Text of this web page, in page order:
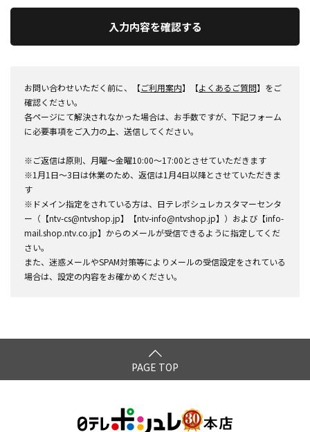
入力内容を確認する
お問い合わせいただく前に、【ご利用案内】【よくあるご質問】をご
確認ください。
各ページにて解決されなかった場合は、お手数ですが、下記フォーム
に必要事項をご入力の上、送信してください。
※ご返信は原則、月曜～金曜10:00～17:00とさせていただきます
※1月1日～3日は休業のため、返信は1月4日以降とさせていただきま
す
※ドメイン指定をされている方は、日テレポシュレカスタマーセンタ
ー（【ntv-cs@ntvshop.jp】【ntv-info@ntvshop.jp】）および【info-
mail.shop.ntv.co.jp】からのメールが受信できるように指定してくだ
さい。
また、迷惑メールやSPAM対策等によりメールの受信設定をされている
場合は、設定の内容をお確かめください。
PAGE TOP